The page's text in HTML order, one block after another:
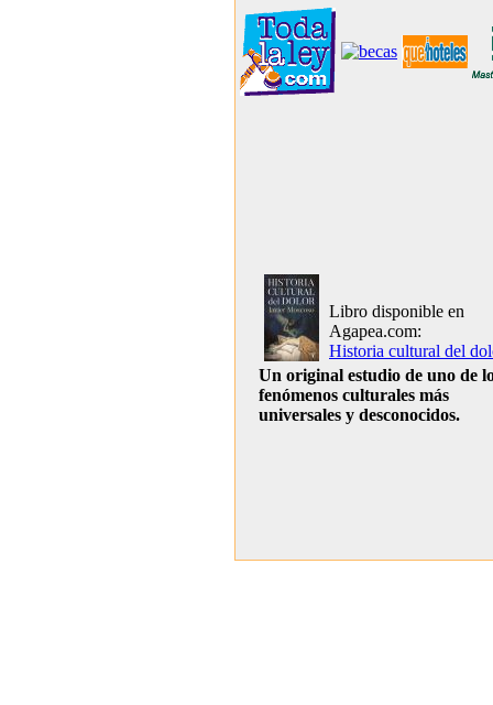
Libro disponible en
Agapea.com:
Historia cultural del
Un original estudio de uno de
fenómenos culturales más
universales y desconocidos.